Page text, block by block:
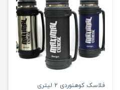
فلاسک کوهنوردی 2 لیتری